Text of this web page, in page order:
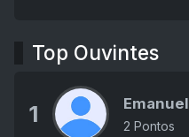
Top Ouvintes
1 Emanuel
2 Pontos